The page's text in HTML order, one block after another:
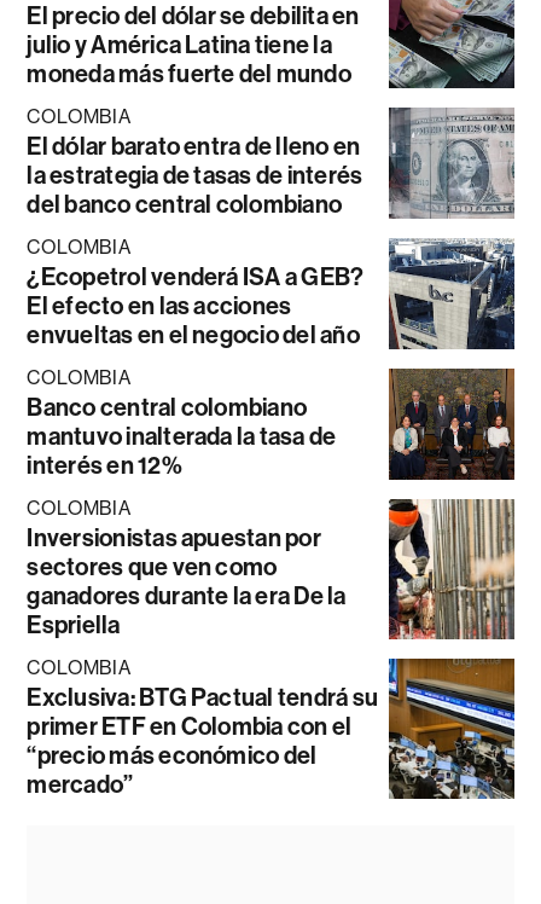
El precio del dólar se debilita en
julio y América Latina tiene la
moneda más fuerte del mundo
COLOMBIA
El dólar barato entra de lleno en
la estrategia de tasas de interés
del banco central colombiano
COLOMBIA
¿Ecopetrol venderá ISA a GEB?
El efecto en las acciones
envueltas en el negocio del año
COLOMBIA
Banco central colombiano
mantuvo inalterada la tasa de
interés en 12%
COLOMBIA
Inversionistas apuestan por
sectores que ven como
ganadores durante la era De la
Espriella
COLOMBIA
Exclusiva: BTG Pactual tendrá su
primer ETF en Colombia con el
“precio más económico del
mercado”